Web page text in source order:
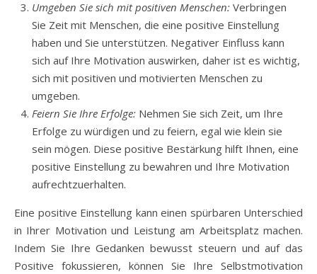
Umgeben Sie sich mit positiven Menschen: Verbringen
Sie Zeit mit Menschen, die eine positive Einstellung
haben und Sie unterstützen. Negativer Einfluss kann
sich auf Ihre Motivation auswirken, daher ist es wichtig,
sich mit positiven und motivierten Menschen zu
umgeben.
Feiern Sie Ihre Erfolge: Nehmen Sie sich Zeit, um Ihre
Erfolge zu würdigen und zu feiern, egal wie klein sie
sein mögen. Diese positive Bestärkung hilft Ihnen, eine
positive Einstellung zu bewahren und Ihre Motivation
aufrechtzuerhalten.
Eine positive Einstellung kann einen spürbaren Unterschied
in Ihrer Motivation und Leistung am Arbeitsplatz machen.
Indem Sie Ihre Gedanken bewusst steuern und auf das
Positive fokussieren, können Sie Ihre Selbstmotivation